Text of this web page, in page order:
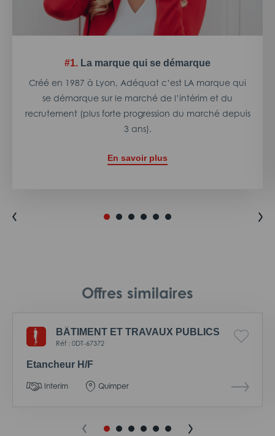
#1. La marque qui se démarque
Créé en 1987 à Lyon, Adéquat c’est LA marque qui
se démarque sur le marché de l’intérim et du
recrutement (plus forte progression du marché depuis
3 ans).
En savoir plus
Offres similaires
BÂTIMENT ET TRAVAUX PUBLICS
Réf : 0DT-67372
Etancheur H/F
Interim Quimper